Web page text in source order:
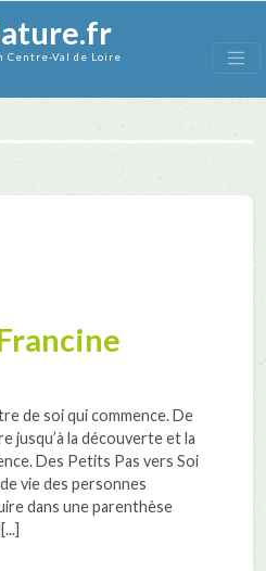
Centre-Val de Loire
de soi qui commence. De
jusqu’à la découverte et la
Des Petits Pas vers Soi
vie des personnes
dans une parenthèse